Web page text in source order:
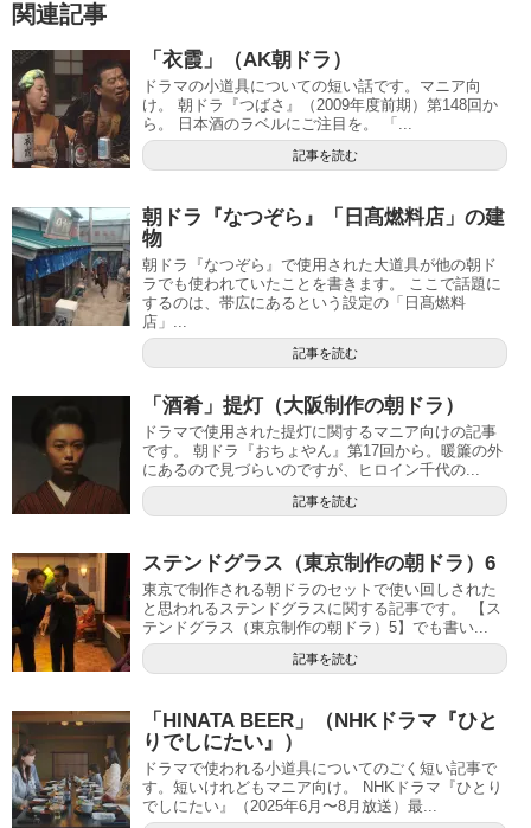
関連記事
「衣霞」（AK朝ドラ）
ドラマの小道具についての短い話です。マニア向
け。 朝ドラ『つばさ』（2009年度前期）第148回か
ら。 日本酒のラベルにご注目を。 「...
記事を読む
朝ドラ『なつぞら』「日髙燃料店」の建
物
朝ドラ『なつぞら』で使用された大道具が他の朝ド
ラでも使われていたことを書きます。 ここで話題に
するのは、帯広にあるという設定の「日髙燃料
店」...
記事を読む
「酒肴」提灯（大阪制作の朝ドラ）
ドラマで使用された提灯に関するマニア向けの記事
です。 朝ドラ『おちょやん』第17回から。暖簾の外
にあるので見づらいのですが、ヒロイン千代の...
記事を読む
ステンドグラス（東京制作の朝ドラ）6
東京で制作される朝ドラのセットで使い回しされた
と思われるステンドグラスに関する記事です。 【ス
テンドグラス（東京制作の朝ドラ）5】でも書い...
記事を読む
「HINATA BEER」（NHKドラマ『ひと
りでしにたい』）
ドラマで使われる小道具についてのごく短い記事で
す。短いけれどもマニア向け。 NHKドラマ『ひとり
でしにたい』（2025年6月〜8月放送）最...